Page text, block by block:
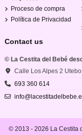
Proceso de compra
Política de Privacidad
Contact us
© La Cestita del Bebé
Calle Los Alpes 2
693 360 614
© 2013 - 2026 La Cestita